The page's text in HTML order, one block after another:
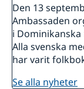
Den 13
Ambassaden
i
Alla svenska
har varit
se alla nyheter